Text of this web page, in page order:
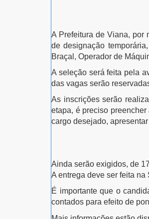
A Prefeitura de Viana, por
de designação
Braçal, Operador de
A seleção será feita pela
das vagas serão
As inscrições serão
etapa, é preciso
cargo desejado,
Ainda serão exigidos, de
A entrega deve ser feita
É importante que o
contados para efeito de